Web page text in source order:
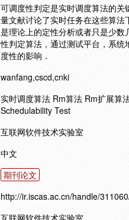
可调度性判定是实时调度算法的
量文献讨论了实时任务在这些算
是理论上的定性分析或者只是少
性判定算法，通过测试平台，系
度性的影响．
wanfang,cscd,cnki
实时调度算法 Rm算法 Rm扩展算
Schedulability Test
互联网软件技术实验室
中文
期刊论文
http://ir.iscas.ac.cn/handle/
互联网软件技术实验室